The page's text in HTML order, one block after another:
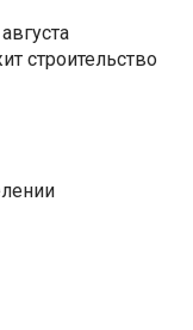
строительство